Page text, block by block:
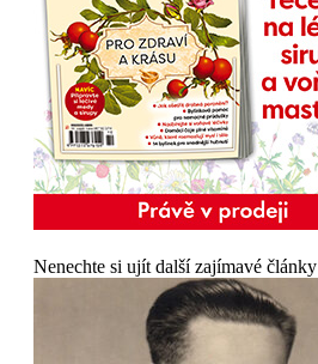
Nenechte si ujít další zajímavé články